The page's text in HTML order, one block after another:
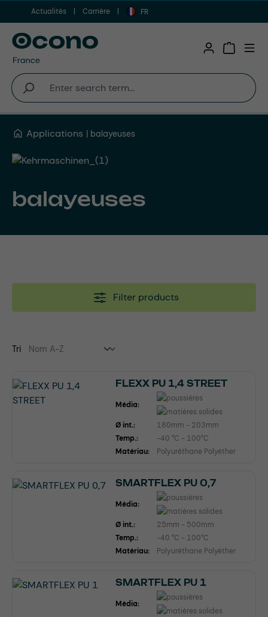
Aller au contenu principal
Actualités Carrière FR
Applications balayeuses
balayeuses
Filter products
Tri
FLEXX PU 1,4 STREET
Média:
Ø int.:
180mm - 203mm
Temp.:
-40 °C - 100°C
Matériau:
Polyuréthane Polyéther
SMARTFLEX PU 0,7
Média:
Ø int.:
25mm - 500mm
Temp.:
-40 °C - 100°C
Matériau:
Polyuréthane Polyéther
SMARTFLEX PU 1
Média: